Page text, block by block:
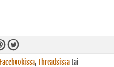
Facebookissa, Threadsissatai